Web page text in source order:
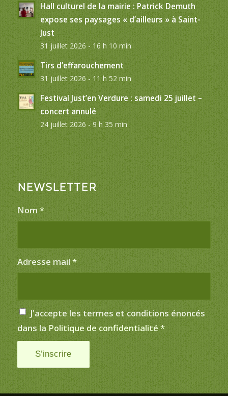
Hall culturel de la mairie : Patrick Demuth
expose ses paysages « d’ailleurs » à Saint-
Just
31 juillet 2026 - 16 h 10 min
Tirs d’effarouchement
31 juillet 2026 - 11 h 52 min
Festival Just’en Verdure : samedi 25 juillet –
concert annulé
24 juillet 2026 - 9 h 35 min
NEWSLETTER
Nom *
Adresse mail *
J'accepte les termes et conditions énoncés
dans la Politique de confidentialité *